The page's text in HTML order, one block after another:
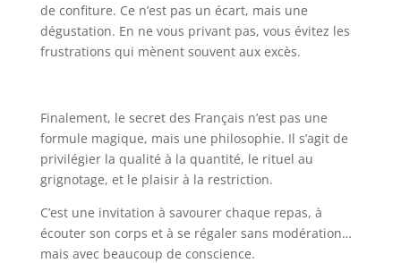
de confiture. Ce n’est pas un écart, mais une
dégustation. En ne vous privant pas, vous évitez les
frustrations qui mènent souvent aux excès.
Finalement, le secret des Français n’est pas une
formule magique, mais une philosophie. Il s’agit de
privilégier la qualité à la quantité, le rituel au
grignotage, et le plaisir à la restriction.
C’est une invitation à savourer chaque repas, à
écouter son corps et à se régaler sans modération…
mais avec beaucoup de conscience.